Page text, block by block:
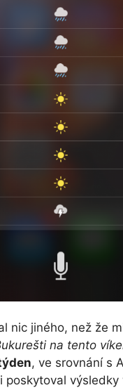
nic jiného, ​​než že
na tento
, ve srovnání s
poskytoval výsledky